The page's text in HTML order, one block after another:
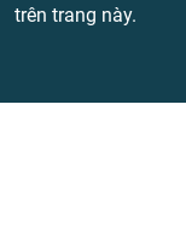
trên trang này.